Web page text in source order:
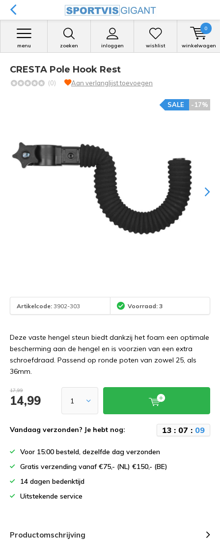
zoeken inloggen
menu wishlist winkelwagen
0
CRESTA Pole Hook Rest
(0) Aan verlanglijst toevoegen
-17%
SALE
Artikelcode: 3902-303 Voorraad: 3
Deze vaste hengel steun biedt dankzij het foam een optimale
bescherming aan de hengel en is voorzien van een extra
schroefdraad. Passend op ronde poten van zowel 25, als
36mm.
17,99
14,99
Vandaag verzonden? Je hebt nog: 13 : 07 : 09
Voor 15:00 besteld, dezelfde dag verzonden
Gratis verzending vanaf €75,- (NL) €150,- (BE)
14 dagen bedenktijd
Uitstekende service
Productomschrijving